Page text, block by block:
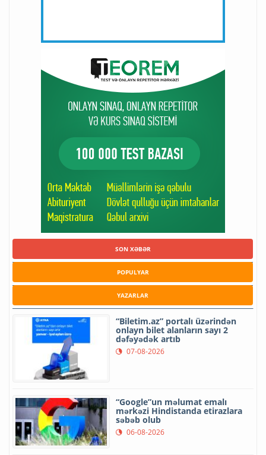
SON XƏBƏR
POPULYAR
YAZARLAR
“Biletim.az” portalı üzərindən
onlayn bilet alanların sayı 2
dəfəyədək artıb
07-08-2026
“Google”un məlumat emalı
mərkəzi Hindistanda etirazlara
səbəb olub
06-08-2026